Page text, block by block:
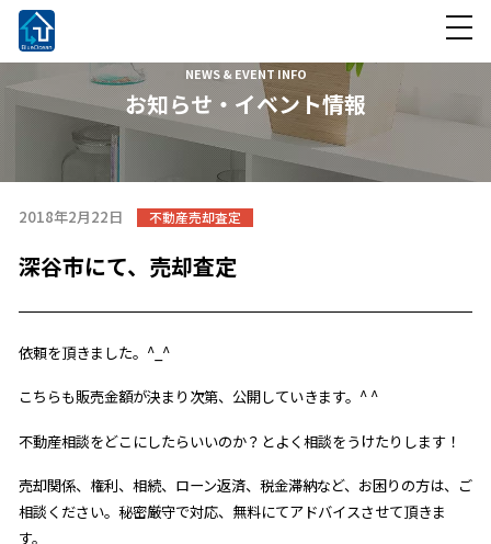
NEWS & EVENT INFO
お知らせ・イベント情報
2018年2月22日 不動産売却査定
深谷市にて、売却査定
依頼を頂きました。^_^
こちらも販売金額が決まり次第、公開していきます。^ ^
不動産相談をどこにしたらいいのか？とよく相談をうけたりします！
売却関係、権利、相続、ローン返済、税金滞納など、お困りの方は、ご
相談ください。秘密厳守で対応、無料にてアドバイスさせて頂きま
す。